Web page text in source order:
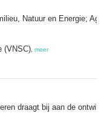
Natuur en Energie;
(VNSC) meer
draagt bij aan de